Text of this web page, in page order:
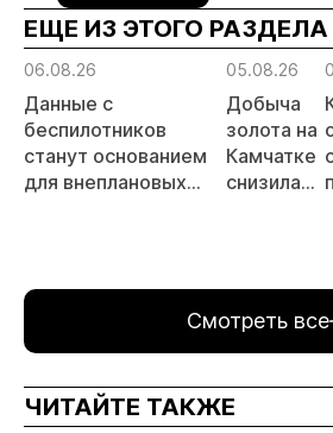
ЕЩЕ ИЗ ЭТОГО РАЗДЕЛА
06.08.26
Данные с
беспилотников
станут основанием
для внеплановых
05.08.26
Добыча
золота на
Камчатке
снизилась
Смотреть все
ЧИТАЙТЕ ТАКЖЕ